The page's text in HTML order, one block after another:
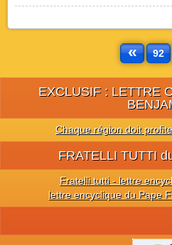
« 92
EXCLUSIF : LETTRE
Chaque région doit
FRATELLI TUTTI
Fratelli tutti - lettre
lettre encyclique du Pape